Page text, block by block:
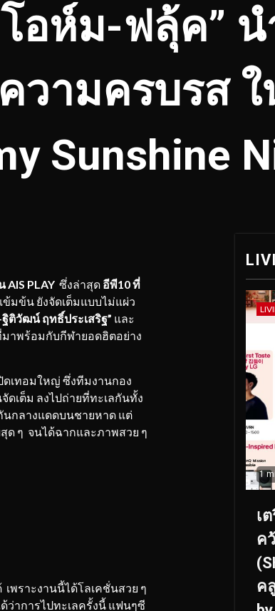
โอห์ม-ฟลุ้ค”
วามครบรส
Sunshine
AIS PLAYซึ่งล่าสุด อีพี10 ที่
มข้น ยังจัดเต็มแบบไม่แผ่ว
ฐิติวัฒน์ ฤทธิ์ประเสริฐ” และ
มาพร้อมกับกีฬายอดฮิตอย่าง
ทอมใหญ่ ซึ่งทีมงานกอง
เต็ม ลงไปถ่ายที่ทะเลกันทั้ง
กลางแดดบนชายหาด แต่
ๆ จนได้ฉากและภาพสวย ๆ
ราะงานนี้ได้โลเคชั่นสวย ๆ
ว่าการไปทะเลครั้งนี้ แฟนๆซี
1
เ
ค
ค